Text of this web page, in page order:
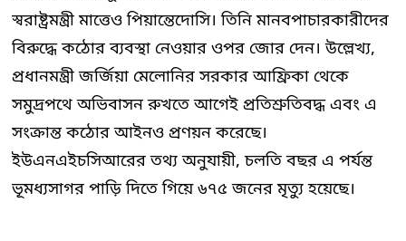
স্বরাষ্ট্রমন্ত্রী মাত্তেও পিয়ান্তেদোসি। তিনি মানবপাচারকারীদের
বিরুদ্ধে কঠোর ব্যবস্থা নেওয়ার ওপর জোর দেন। উল্লেখ্য,
প্রধানমন্ত্রী জর্জিয়া মেলোনির সরকার আফ্রিকা থেকে
সমুদ্রপথে অভিবাসন রুখতে আগেই প্রতিশ্রুতিবদ্ধ এবং এ
সংক্রান্ত কঠোর আইনও প্রণয়ন করেছে।
ইউএনএইচসিআরের তথ্য অনুযায়ী, চলতি বছর এ পর্যন্ত
ভূমধ্যসাগর পাড়ি দিতে গিয়ে ৬৭৫ জনের মৃত্যু হয়েছে।